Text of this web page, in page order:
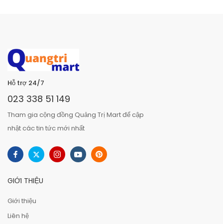
Hỗ trợ 24/7
023 338 51 149
Tham gia cộng đồng Quảng Trị Mart để cập
nhật các tin tức mới nhất
GIỚI THIỆU
Giới thiệu
Liên hệ